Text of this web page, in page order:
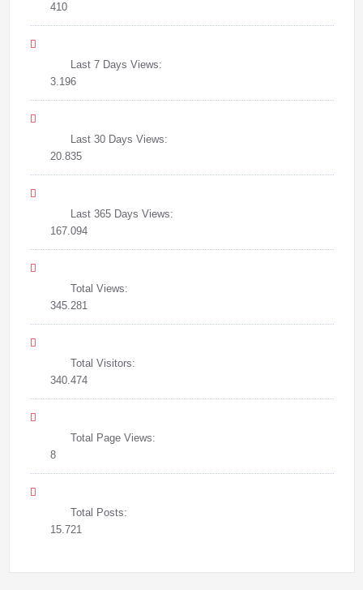
410
Last 7 Days Views:
3.196
Last 30 Days Views:
20.835
Last 365 Days Views:
167.094
Total Views:
345.281
Total Visitors:
340.474
Total Page Views:
8
Total Posts:
15.721